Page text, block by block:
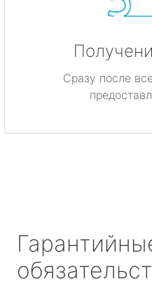
Сразу после